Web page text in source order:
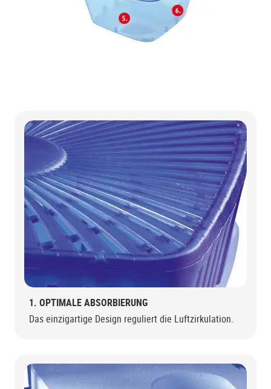
1. OPTIMALE ABSORBIERUNG
Das einzigartige Design reguliert die Luftzirkulation.